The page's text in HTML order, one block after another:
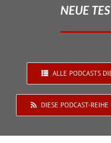
NEUE
ALLE PODCASTS
DIESE PODCAST-